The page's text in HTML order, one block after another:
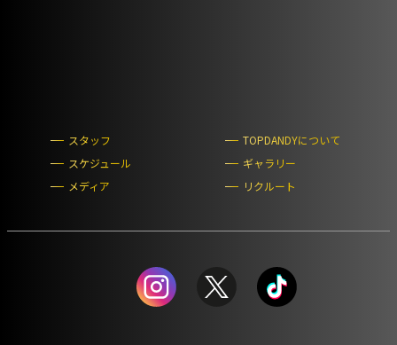
スタッフ
TOPDANDYについて
スケジュール
ギャラリー
メディア
リクルート